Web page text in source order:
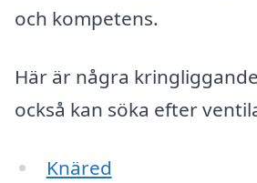
och kompetens.
Här är några
också kan söka efter
Knäred